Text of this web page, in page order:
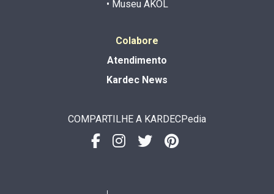
• Museu AKOL
Colabore
Atendimento
Kardec News
COMPARTILHE A KARDECPedia